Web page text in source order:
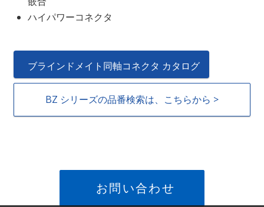
ハイパワーコネクタ
ブラインドメイト同軸コネクタ カタログ
BZ シリーズの品番検索は、こちらから >
お問い合わせ